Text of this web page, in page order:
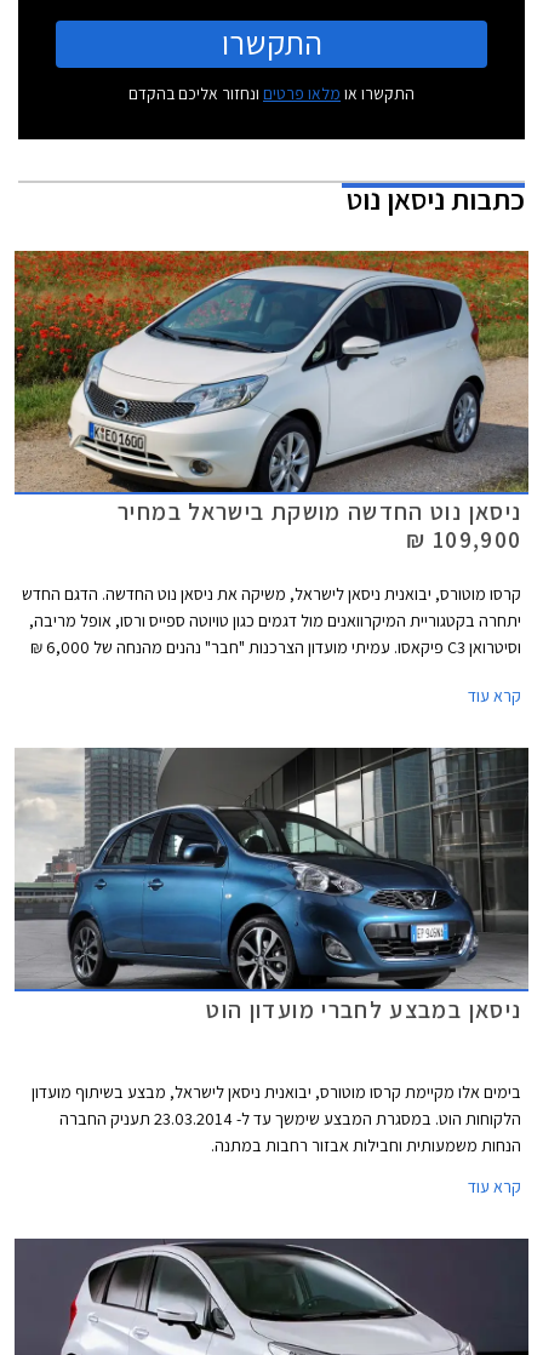
התקשרו
התקשרו או מלאו פרטים ונחזור אליכם בהקדם
כתבותניסאן נוט
ניסאן נוט החדשה מושקת בישראל במחיר
109,900 ₪
קרסו מוטורס, יבואנית ניסאן לישראל, משיקה את ניסאן נוט החדשה. הדגם החדש
יתחרה בקטגוריית המיקרוואנים מול דגמים כגון טויוטה ספייס ורסו, אופל מריבה,
וסיטרואן C3 פיקאסו. עמיתי מועדון הצרכנות "חבר" נהנים מהנחה של 6,000 ₪
הכוללת קודן, מרימי שמשות וחיישני נסיעה לאחור.
קרא עוד
ניסאן במבצע לחברי מועדון הוט
בימים אלו מקיימת קרסו מוטורס, יבואנית ניסאן לישראל, מבצע בשיתוף מועדון
הלקוחות הוט. במסגרת המבצע שימשך עד ל- 23.03.2014 תעניק החברה
הנחות משמעותית וחבילות אבזור רחבות במתנה.
קרא עוד